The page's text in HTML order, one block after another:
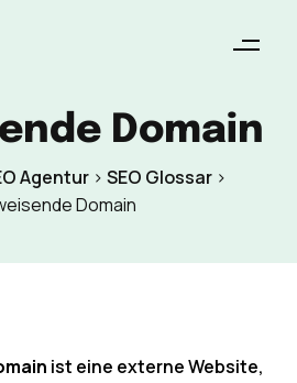
Domain
Agentur> SEO Glossar>
Domain
ist eine externe Website,